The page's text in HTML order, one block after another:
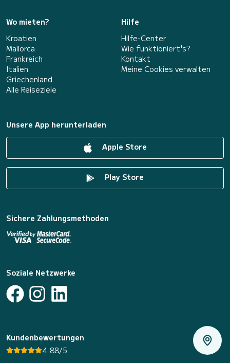
Wo mieten?
Kroatien
Mallorca
Frankreich
Italien
Griechenland
Alle Reiseziele
Hilfe
Hilfe-Center
Wie funktioniert's?
Kontakt
Meine Cookies verwalten
Unsere App herunterladen
Apple Store
Play Store
Sichere Zahlungsmethoden
Soziale Netzwerke
Kundenbewertungen
4.88/5